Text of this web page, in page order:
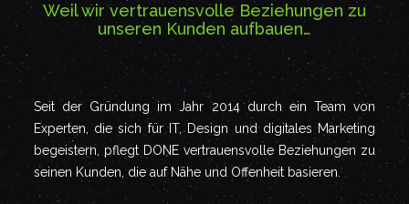
Weil wir vertrauensvolle Beziehungen zu
unseren Kunden aufbauen…
Seit der Gründung im Jahr 2014 durch ein Team von
Experten, die sich für IT, Design und digitales Marketing
begeistern, pflegt DONE vertrauensvolle Beziehungen zu
seinen Kunden, die auf Nähe und Offenheit basieren.